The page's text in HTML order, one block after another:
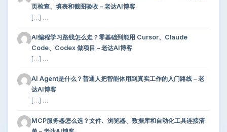
页检查、填表和截图验收 – 老达AI博客
[…] …
AI编程学习路线怎么走？零基础到能用 Cursor、Claude
Code、Codex 做项目 – 老达AI博客
[…] …
AI Agent是什么？普通人把智能体用到真实工作的入门路线 – 老
达AI博客
[…] …
MCP服务器怎么选？文件、浏览器、数据库和自动化工具连接清